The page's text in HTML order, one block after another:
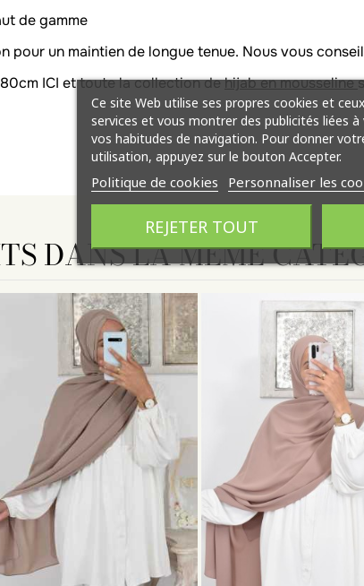
de gamme
pour un maintien de longue tenue. Nous vous
ICI et toute la collection dehijab en mousseline
DANS LA MÊME
Ce site Web utilise ses propres cookies et
services et vous montrer des publicités liées
vos habitudes de navigation. Pour donner
utilisation, appuyez sur le bouton Accepter.
Politique de cookies Personnaliser les
REJETER TOUT